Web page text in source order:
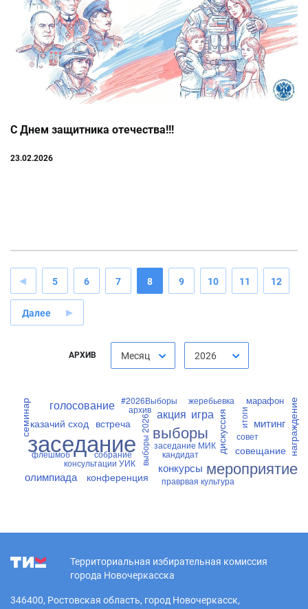
С Днем защитника отечества!!!
23.02.2026
5 6 7 8 9 10 11 12
Далее
АРХИВ Месяц 2026
#2026Выборы
акция
архив
встреча выборы
выборы 2026
голосование
дискуссия
жеребьевка
заседание заседание МИК
игра итоги
казачий сход
кандидат
конкурсы
консультации УИК
конференция
марафон
мероприятие
митинг награждение
олимпиада праврвая культура
семинар
собрание
совет
совещание
флешмоб
Территориальная избирательная комиссия
города Новочеркасска
346400, Ростовская область, город Новочеркасск,